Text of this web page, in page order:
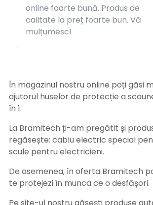
online foarte bună. Produs de
calitate la preț foarte bun. Vă
mulțumesc!
În magazinul nostru online poți găsi
ajutorul huselor de protecție a
în 1.
La Bramitech ți-am pregătit și
regăsește: cablu electric special
scule pentru electricieni.
De asemenea, în oferta Bramitech
te protejezi în munca ce o desfășori.